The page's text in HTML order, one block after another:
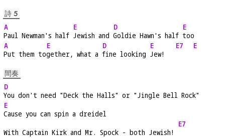
詩 5
A
Paul Newman's half
E
Jewish and
D
Goldie Hawn's half
E
too
A
Put them to
E
gether, what a
D
fine looking
E
Jew!
E7 E
間奏
D
You don't need "Deck the Halls" or "Jingle Bell Rock"
E
Cause you can spin a dreidel
With Captain Kirk and Mr. Spock - both Jewish!
E7